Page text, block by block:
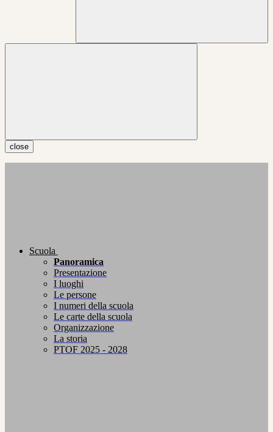
close
Scuola
Panoramica
Presentazione
I luoghi
Le persone
I numeri della scuola
Le carte della scuola
Organizzazione
La storia
PTOF 2025 - 2028